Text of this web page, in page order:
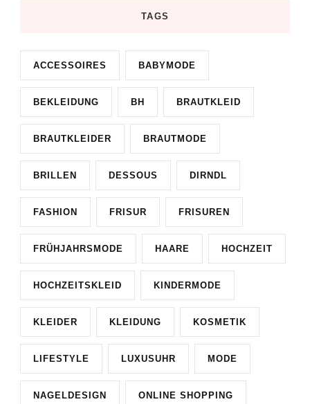
TAGS
ACCESSOIRES BABYMODE
BEKLEIDUNG BH BRAUTKLEID
BRAUTKLEIDER BRAUTMODE
BRILLEN DESSOUS DIRNDL
FASHION FRISUR FRISUREN
FRÜHJAHRSMODE HAARE HOCHZEIT
HOCHZEITSKLEID KINDERMODE
KLEIDER KLEIDUNG KOSMETIK
LIFESTYLE LUXUSUHR MODE
NAGELDESIGN ONLINE SHOPPING